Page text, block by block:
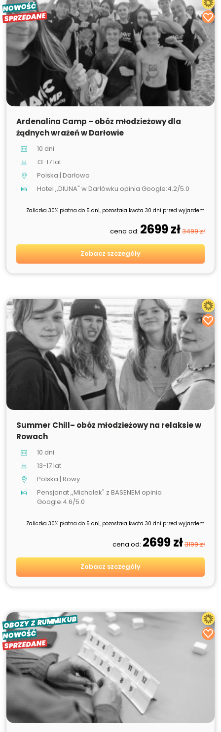
NOWOŚĆ
SPRZEDANE
SPRZEDANE
Ardenalina Camp – obóz młodzieżowy dla
żądnych wrażeń w Darłowie
10 dni
13-17 lat
Polska | Darłowo
Hotel ,,DIUNA" w Darłówku opinia Google:4.2/5.0
Zaliczka 30% płatna do 5 dni, pozostała kwota 30 dni przed wyjazdem
cena od: 2699 zł3499 zł
Zobacz szczegóły
SPRZEDANE
Summer Chill– obóz młodzieżowy na relaksie w
Rowach
10 dni
13-17 lat
Polska | Rowy
Pensjonat ,,Michałek" z BASENEM opinia
Google:4.6/5.0
Zaliczka 30% płatna do 5 dni, pozostała kwota 30 dni przed wyjazdem
cena od: 2699 zł3199 zł
Zobacz szczegóły
OBOZYZRUMMIKUB
NOWOŚĆ
SPRZEDANE